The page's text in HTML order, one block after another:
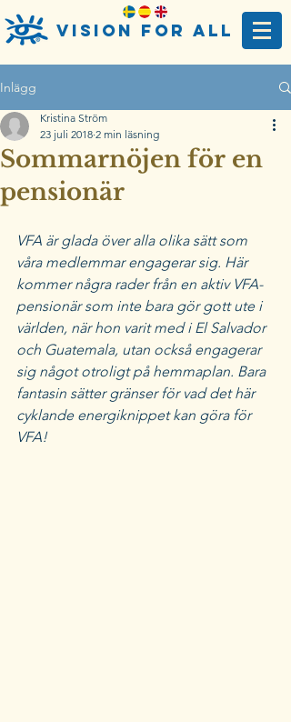
Vision For AlL
Inlägg
Sommarnöjen för en
pensionär
Kristina Ström
23 juli 2018 2 min läsning
VFA är glada över alla olika sätt som
våra medlemmar engagerar sig. Här
kommer några rader från en aktiv VFA-
pensionär som inte bara gör gott ute i
världen, när hon varit med i El Salvador
och Guatemala, utan också engagerar
sig något otroligt på hemmaplan. Bara
fantasin sätter gränser för vad det här
cyklande energiknippet kan göra för
VFA!​